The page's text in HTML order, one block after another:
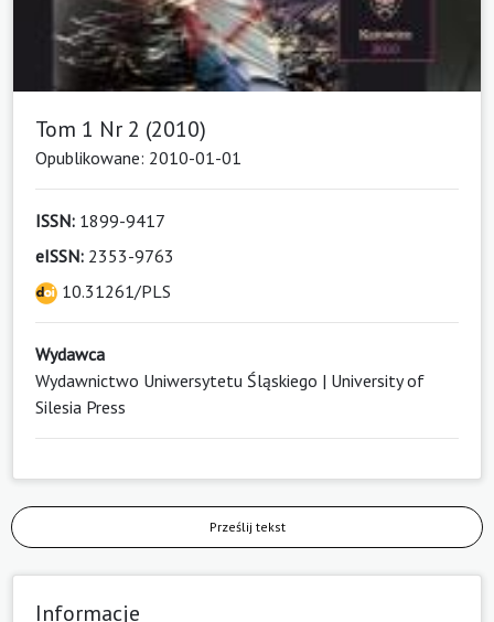
Tom 1 Nr 2 (2010)
Opublikowane: 2010-01-01
ISSN: 1899-9417
eISSN: 2353-9763
10.31261/PLS
Wydawca
Wydawnictwo Uniwersytetu Śląskiego | University of
Silesia Press
Prześlij tekst
Informacje